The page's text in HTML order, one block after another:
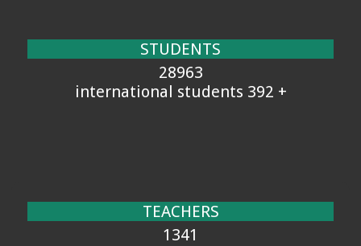
STUDENTS
28963
+ 392 international students
TEACHERS
1341